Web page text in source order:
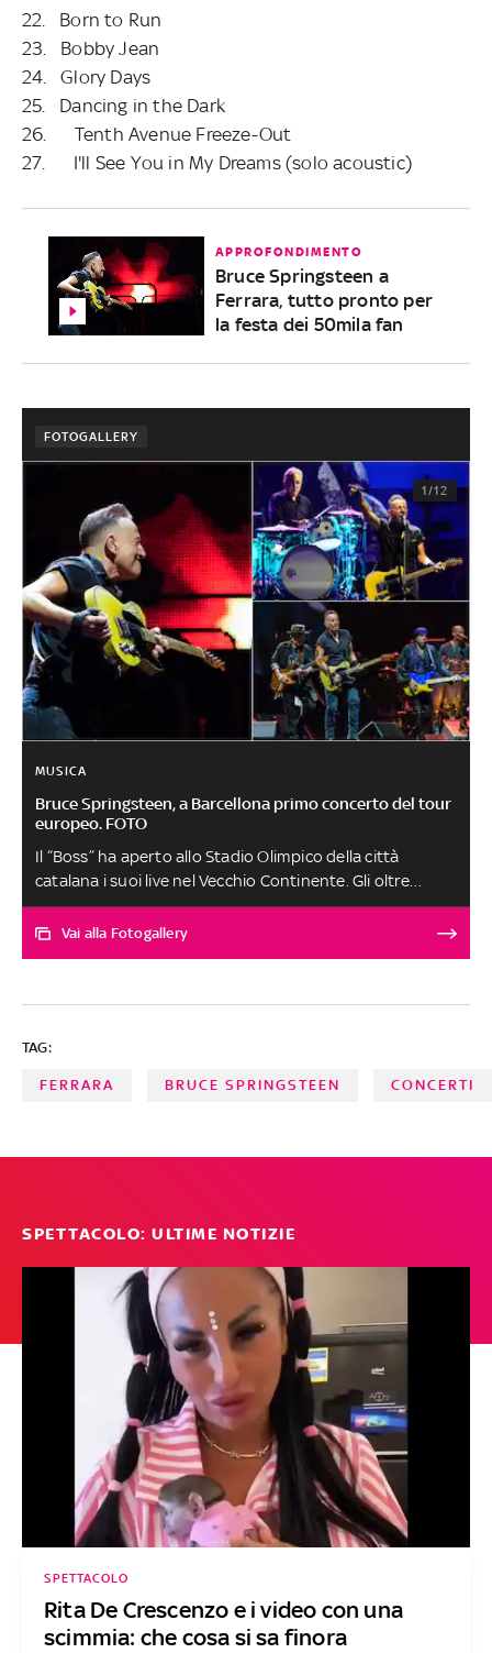
22. Born to Run
23. Bobby Jean
24. Glory Days
25. Dancing in the Dark
26. Tenth Avenue Freeze-Out
27. I'll See You in My Dreams (solo acoustic)
APPROFONDIMENTO
Bruce Springsteen a
Ferrara, tutto pronto per
la festa dei 50mila fan
FOTOGALLERY
1/12
MUSICA
Bruce Springsteen, a Barcellona primo concerto del tour
europeo. FOTO
Il “Boss” ha aperto allo Stadio Olimpico della città
catalana i suoi live nel Vecchio Continente. Gli oltre
55mila spettatori hanno cantato per quasi tre ore.
Presenti anche l'ex presidente, la moglie Michelle e
Vai alla Fotogallery
TAG:
FERRARA BRUCE SPRINGSTEEN CONCERTI
SPETTACOLO: ULTIME NOTIZIE
Rita De Crescenzo e i video con una
scimmia: che cosa si sa finora
SPETTACOLO